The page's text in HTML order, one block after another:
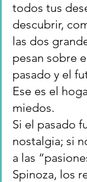
todos tus
descubrir,
las dos
pesan sobre
pasado y el
Ese es el
miedos.
Si el pasado
nostalgia; si
a las
Spinoza, los